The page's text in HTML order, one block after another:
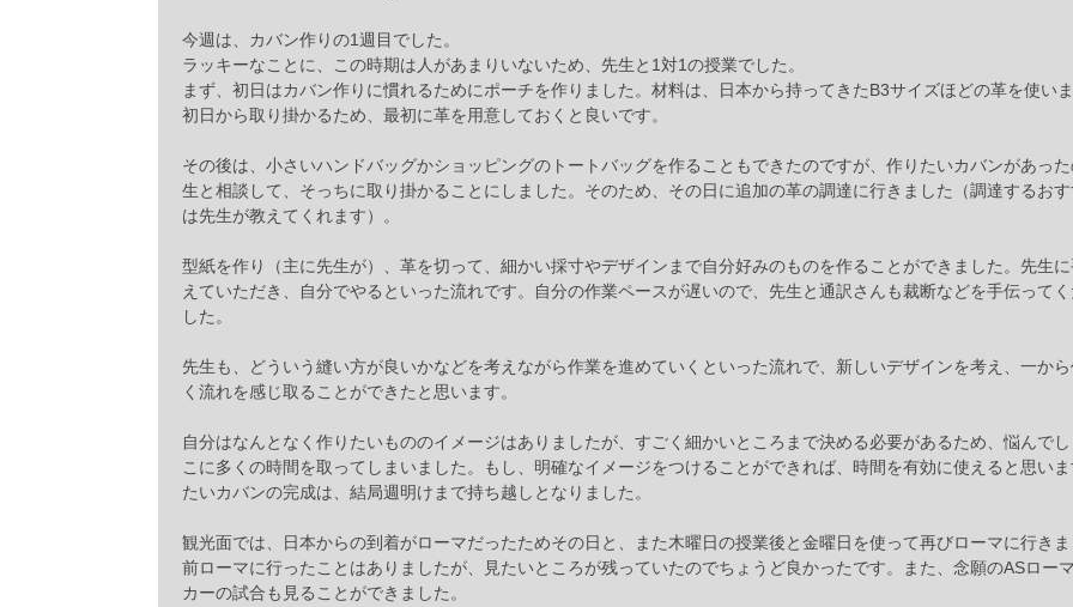
今週は、カバン作りの1週目でした。
ラッキーなことに、この時期は人があまりいないため、先生と1対1の授業でした。
まず、初日はカバン作りに慣れるためにポーチを作りました。材料は、日本から持ってきたB3サイズほどの革を使い
初日から取り掛かるため、最初に革を用意しておくと良いです。
その後は、小さいハンドバッグかショッピングのトートバッグを作ることもできたのですが、作りたいカバンがあっ
生と相談して、そっちに取り掛かることにしました。そのため、その日に追加の革の調達に行きました（調達するお
は先生が教えてくれます）。
型紙を作り（主に先生が）、革を切って、細かい採寸やデザインまで自分好みのものを作ることができました。先生
えていただき、自分でやるといった流れです。自分の作業ペースが遅いので、先生と通訳さんも裁断などを手伝って
した。
先生も、どういう縫い方が良いかなどを考えながら作業を進めていくといった流れで、新しいデザインを考え、一か
く流れを感じ取ることができたと思います。
自分はなんとなく作りたいもののイメージはありましたが、すごく細かいところまで決める必要があるため、悩んで
こに多くの時間を取ってしまいました。もし、明確なイメージをつけることができれば、時間を有効に使えると思い
たいカバンの完成は、結局週明けまで持ち越しとなりました。
観光面では、日本からの到着がローマだったためその日と、また木曜日の授業後と金曜日を使って再びローマに行き
前ローマに行ったことはありましたが、見たいところが残っていたのでちょうど良かったです。また、念願のASロー
カーの試合も見ることができました。